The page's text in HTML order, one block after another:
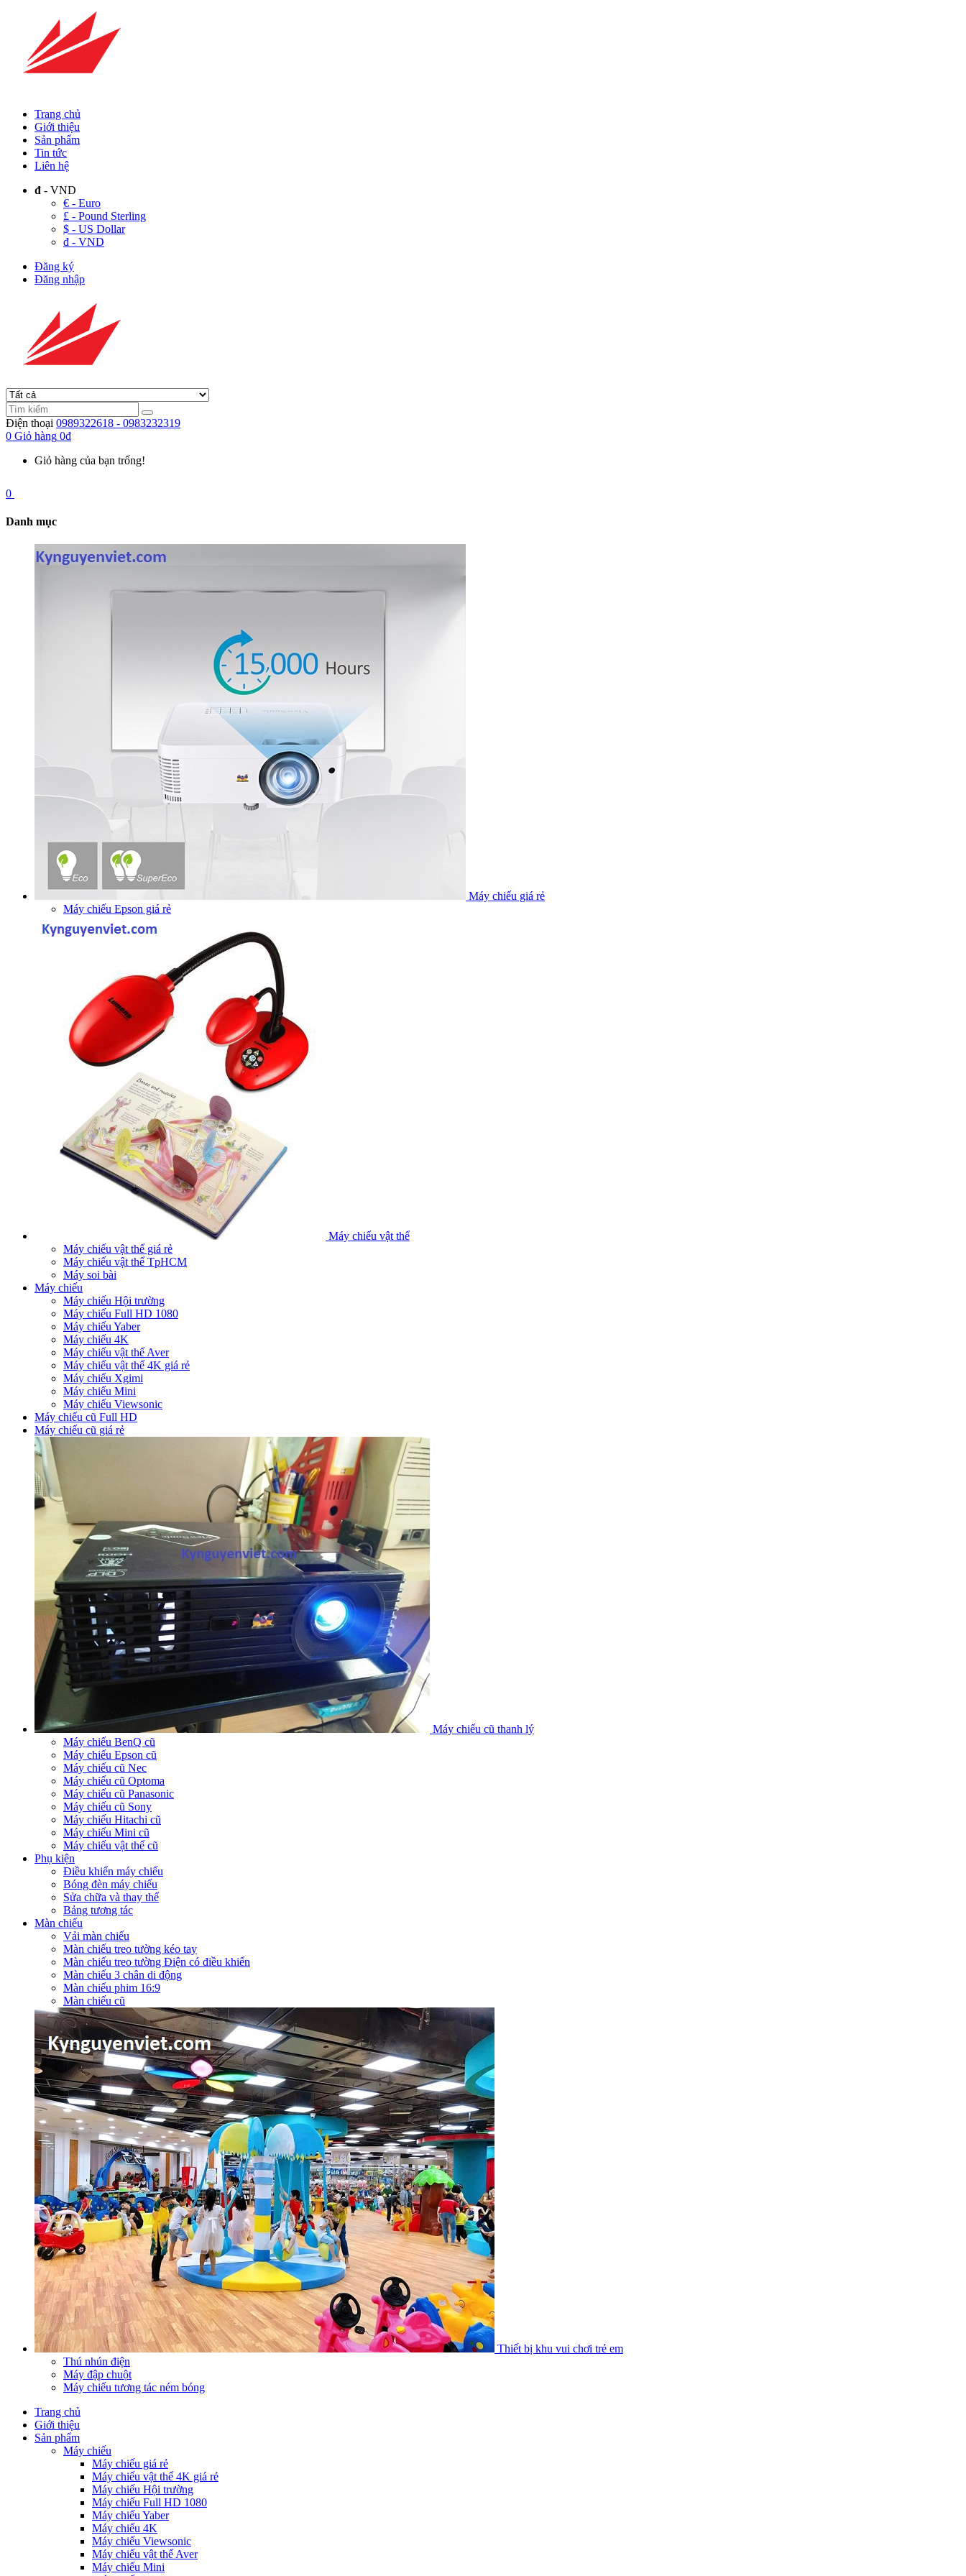
Trang chủ
Giới thiệu
Sản phẩm
Tin tức
Liên hệ
đ - VND
€ - Euro
£ - Pound Sterling
$ - US Dollar
đ - VND
Đăng ký
Đăng nhập
Điện thoại 0989322618 - 0983232319
0 Giỏ hàng 0đ
Giỏ hàng của bạn trống!
0
Danh mục
Máy chiếu giá rẻ
Máy chiếu Epson giá rẻ
Máy chiếu vật thể
Máy chiếu vật thể giá rẻ
Máy chiếu vật thể TpHCM
Máy soi bài
Máy chiếu
Máy chiếu Hội trường
Máy chiếu Full HD 1080
Máy chiếu Yaber
Máy chiếu 4K
Máy chiếu vật thể Aver
Máy chiếu vật thể 4K giá rẻ
Máy chiếu Xgimi
Máy chiếu Mini
Máy chiếu Viewsonic
Máy chiếu cũ Full HD
Máy chiếu cũ giá rẻ
Máy chiếu cũ thanh lý
Máy chiếu BenQ cũ
Máy chiếu Epson cũ
Máy chiếu cũ Nec
Máy chiếu cũ Optoma
Máy chiếu cũ Panasonic
Máy chiếu cũ Sony
Máy chiếu Hitachi cũ
Máy chiếu Mini cũ
Máy chiếu vật thể cũ
Phụ kiện
Điều khiển máy chiếu
Bóng đèn máy chiếu
Sửa chữa và thay thế
Bảng tương tác
Màn chiếu
Vải màn chiếu
Màn chiếu treo tường kéo tay
Màn chiếu treo tường Điện có điều khiển
Màn chiếu 3 chân di động
Màn chiếu phim 16:9
Màn chiếu cũ
Thiết bị khu vui chơi trẻ em
Thú nhún điện
Máy đập chuột
Máy chiếu tương tác ném bóng
Trang chủ
Giới thiệu
Sản phẩm
Máy chiếu
Máy chiếu giá rẻ
Máy chiếu vật thể 4K giá rẻ
Máy chiếu Hội trường
Máy chiếu Full HD 1080
Máy chiếu Yaber
Máy chiếu 4K
Máy chiếu Viewsonic
Máy chiếu vật thể Aver
Máy chiếu Mini